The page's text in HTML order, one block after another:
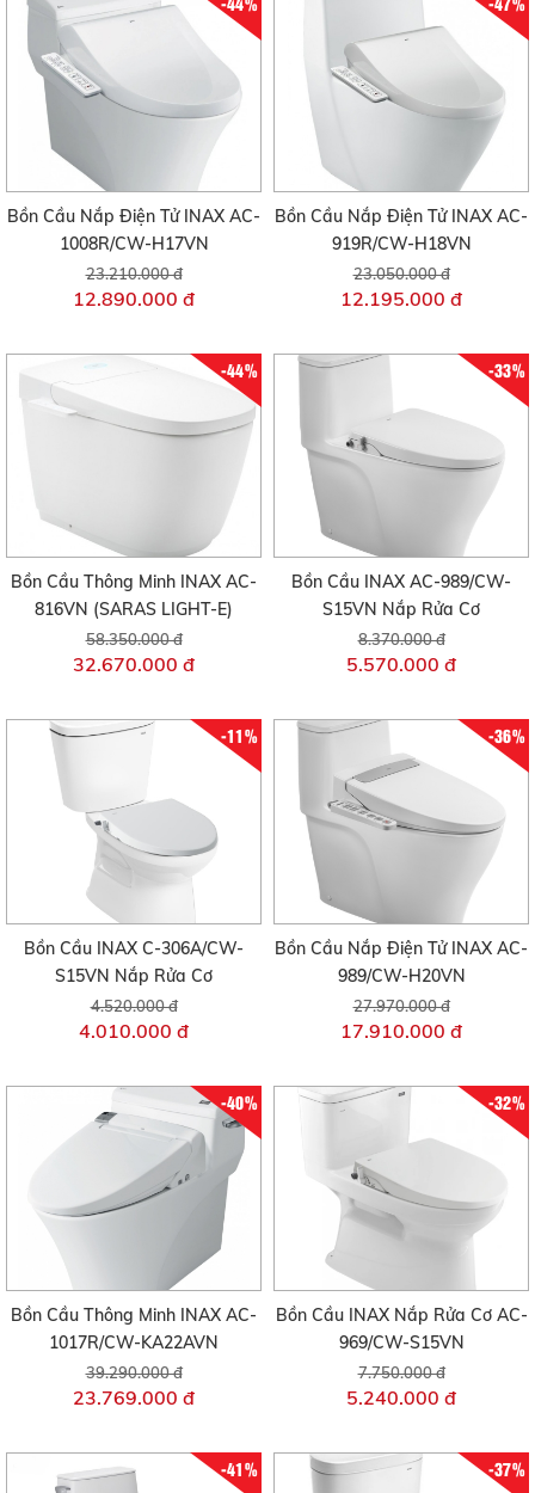
Bồn Cầu Nắp Điện Tử INAX AC-
1008R/CW-H17VN
23.210.000 đ
12.890.000 đ
Bồn Cầu Nắp Điện Tử INAX AC-
919R/CW-H18VN
23.050.000 đ
12.195.000 đ
-44%
Bồn Cầu Thông Minh INAX AC-
816VN (SARAS LIGHT-E)
58.350.000 đ
32.670.000 đ
-33%
Bồn Cầu INAX AC-989/CW-
S15VN Nắp Rửa Cơ
8.370.000 đ
5.570.000 đ
-11%
Bồn Cầu INAX C-306A/CW-
S15VN Nắp Rửa Cơ
4.520.000 đ
4.010.000 đ
-36%
Bồn Cầu Nắp Điện Tử INAX AC-
989/CW-H20VN
27.970.000 đ
17.910.000 đ
-40%
Bồn Cầu Thông Minh INAX AC-
1017R/CW-KA22AVN
39.290.000 đ
23.769.000 đ
-32%
Bồn Cầu INAX Nắp Rửa Cơ AC-
969/CW-S15VN
7.750.000 đ
5.240.000 đ
-41% -37%